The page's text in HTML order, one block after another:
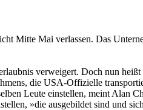
Mitte Mai verlassen. Das
verweigert. Doch nun
die USA-Offizielle
Leute einstellen, meint Alan
»die ausgebildet sind und